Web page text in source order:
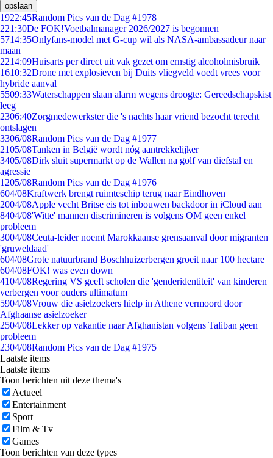
opslaan
1922:45Random Pics van de Dag #1978
221:30De FOK!Voetbalmanager 2026/2027 is begonnen
5714:35Onlyfans-model met G-cup wil als NASA-ambassadeur naar
maan
2214:09Huisarts per direct uit vak gezet om ernstig alcoholmisbruik
1610:32Drone met explosieven bij Duits vliegveld voedt vrees voor
hybride aanval
5509:33Waterschappen slaan alarm wegens droogte: Gereedschapskist
leeg
2306:40Zorgmedewerkster die 's nachts haar vriend bezocht terecht
ontslagen
3306/08Random Pics van de Dag #1977
2105/08Tanken in België wordt nóg aantrekkelijker
3405/08Dirk sluit supermarkt op de Wallen na golf van diefstal en
agressie
1205/08Random Pics van de Dag #1976
604/08Kraftwerk brengt ruimteschip terug naar Eindhoven
2004/08Apple vecht Britse eis tot inbouwen backdoor in iCloud aan
8404/08'Witte' mannen discrimineren is volgens OM geen enkel
probleem
3004/08Ceuta-leider noemt Marokkaanse grensaanval door migranten
'gruweldaad'
604/08Grote natuurbrand Boschhuizerbergen groeit naar 100 hectare
604/08FOK! was even down
4104/08Regering VS geeft scholen die 'genderidentiteit' van kinderen
verbergen voor ouders ultimatum
5904/08Vrouw die asielzoekers hielp in Athene vermoord door
Afghaanse asielzoeker
2504/08Lekker op vakantie naar Afghanistan volgens Taliban geen
probleem
2304/08Random Pics van de Dag #1975
Laatste items
Laatste items
Toon berichten uit deze thema's
Actueel
Entertainment
Sport
Film & Tv
Games
Toon berichten van deze types